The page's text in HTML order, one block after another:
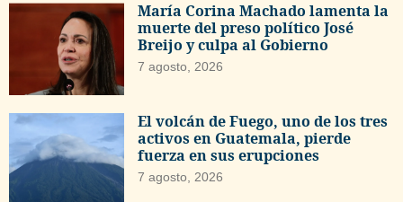
María Corina Machado lamenta la
muerte del preso político José
Breijo y culpa al Gobierno
7 agosto, 2026
El volcán de Fuego, uno de los tres
activos en Guatemala, pierde
fuerza en sus erupciones
7 agosto, 2026